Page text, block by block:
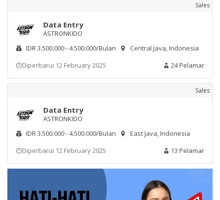
Sales
Data Entry
ASTRONKIDO
IDR 3.500.000 - 4.500.000/Bulan
Central Java, Indonesia
Diperbarui 12 February 2025
24 Pelamar
Sales
Data Entry
ASTRONKIDO
IDR 3.500.000 - 4.500.000/Bulan
East Java, Indonesia
Diperbarui 12 February 2025
13 Pelamar